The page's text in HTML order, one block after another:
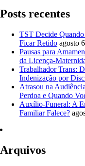
Posts recentes
TST Decide Quando
Ficar Retido agosto
Pausas para
da Licença-
Trabalhador Trans:
Indenização por
Atrasou na
Perdoa e Quando
Auxílio-Funeral: A
Familiar Falece?
Arquivos